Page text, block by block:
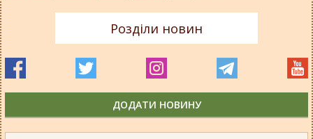
Розділи новин
ДОДАТИ НОВИНУ